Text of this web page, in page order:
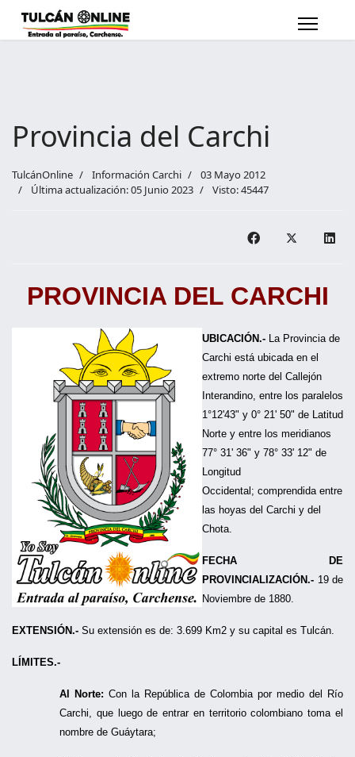
Provincia del Carchi
TulcánOnline Información Carchi
03 Mayo 2012
Última actualización: 05 Junio 2023
Visto: 45447
PROVINCIA DEL CARCHI
UBICACIÓN.- La Provincia de
Carchi está ubicada en el
extremo norte del Callejón
Interandino, entre los paralelos
1°12'43" y 0° 21' 50" de Latitud
Norte y entre los meridianos
77° 31' 36" y 78° 33' 12" de
Longitud
Occidental; comprendida entre
las hoyas del Carchi y del
Chota.
FECHA DE
PROVINCIALIZACIÓN.- 19 de
Noviembre de 1880.
EXTENSIÓN.- Su extensión es de: 3.699 Km2 y su capital es Tulcán.
LÍMITES.-
Al Norte: Con la República de Colombia por medio del Río
Carchi, que luego de entrar en territorio colombiano toma el
nombre de Guáytara;